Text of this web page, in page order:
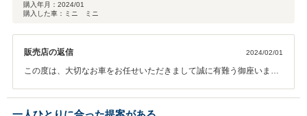
購入年月： 2024/01
購入した車：ミニ ミニ
販売店の返信 2024/02/01
この度は、大切なお車をお任せいただきまして誠に有難う御座いま
す。しばらくお時間を頂戴いたしますが、引き続きどうぞ宜しくお願
い申し上げます。